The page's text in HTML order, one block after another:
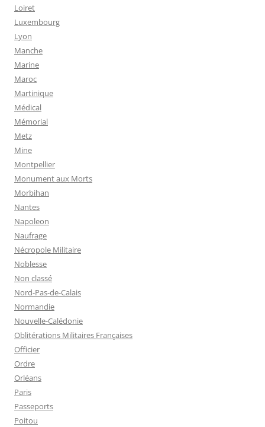
Loiret
Luxembourg
Lyon
Manche
Marine
Maroc
Martinique
Médical
Mémorial
Metz
Mine
Montpellier
Monument aux Morts
Morbihan
Nantes
Napoleon
Naufrage
Nécropole Militaire
Noblesse
Non classé
Nord-Pas-de-Calais
Normandie
Nouvelle-Calédonie
Oblitérations Militaires Françaises
Officier
Ordre
Orléans
Paris
Passeports
Poitou